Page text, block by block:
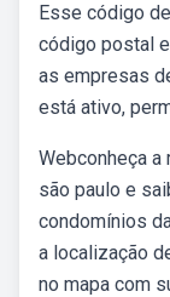
Esse código
código postal
as empresas
está ativo,
Webconheça a
são paulo e
condomínios
a localização
no mapa com